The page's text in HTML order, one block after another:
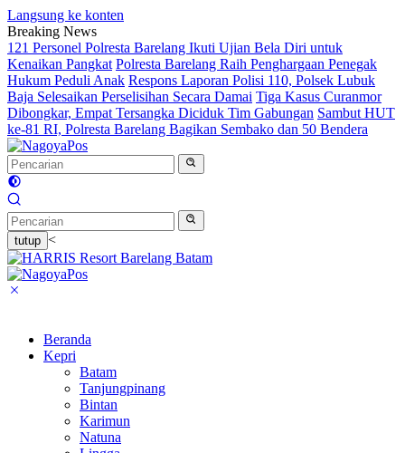
Langsung ke konten
Breaking News
121 Personel Polresta Barelang Ikuti Ujian Bela Diri untuk
Kenaikan Pangkat Polresta Barelang Raih Penghargaan Penegak
Hukum Peduli Anak Respons Laporan Polisi 110, Polsek Lubuk
Baja Selesaikan Perselisihan Secara Damai Tiga Kasus Curanmor
Dibongkar, Empat Tersangka Diciduk Tim Gabungan Sambut HUT
ke-81 RI, Polresta Barelang Bagikan Sembako dan 50 Bendera
tutup <
Beranda
Kepri
Batam
Tanjungpinang
Bintan
Karimun
Natuna